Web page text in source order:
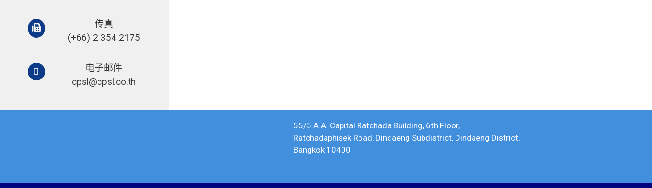
传真
(+66) 2 354 2175
电子邮件
cpsl@cpsl.co.th
55/5 A.A. Capital Ratchada Building, 6th Floor,
Ratchadaphisek Road, Dindaeng Subdistrict, Dindaeng District,
Bangkok 10400